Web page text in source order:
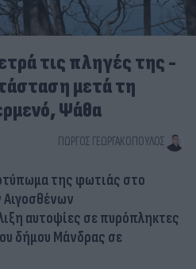
τις πληγές της -
μετά τη
Ψάθα
ΓΙΏΡΓΟΣ ΓΕΩΡΓΑΚΌΠΟΥΛΟΣ
της φωτιάς στο
Αιγοσθένων
αυτοψίες σε πυρόπληκτες
δήμου Μάνδρας σε